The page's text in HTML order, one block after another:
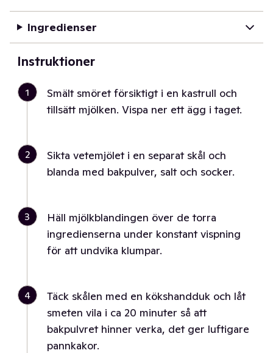
Ingredienser
Instruktioner
1
Smält smöret försiktigt i en kastrull och
tillsätt mjölken. Vispa ner ett ägg i taget.
2
Sikta vetemjölet i en separat skål och
blanda med bakpulver, salt och socker.
3
Häll mjölkblandingen över de torra
ingredienserna under konstant vispning
för att undvika klumpar.
4
Täck skålen med en kökshandduk och låt
smeten vila i ca 20 minuter så att
bakpulvret hinner verka, det ger luftigare
pannkakor.